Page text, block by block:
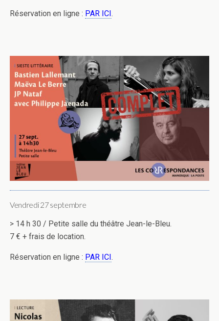
Réservation en ligne : PAR ICI.
Vendredi 27 septembre
> 14 h 30 / Petite salle du théâtre Jean-le-Bleu.
7 € + frais de location.
Réservation en ligne : PAR ICI.